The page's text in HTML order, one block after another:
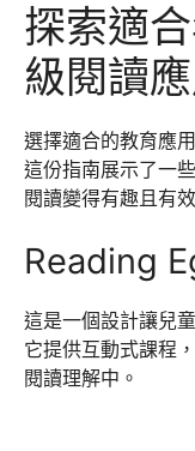
探索適
級閱讀
選擇適合的教育應
這份指南展示了一
閱讀變得有趣且有
Reading
這是一個設計讓兒
它提供互動式課程
閱讀理解中。